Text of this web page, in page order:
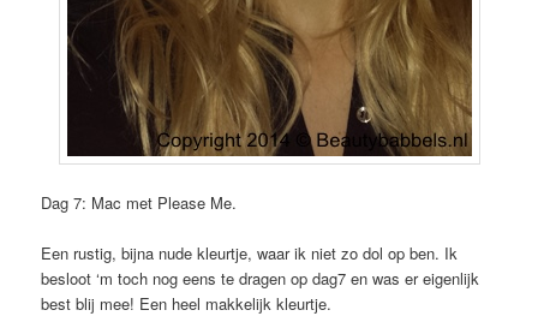
Dag 7: Mac met Please Me.
Een rustig, bijna nude kleurtje, waar ik niet zo dol op ben. Ik
besloot ‘m toch nog eens te dragen op dag7 en was er eigenlijk
best blij mee! Een heel makkelijk kleurtje.